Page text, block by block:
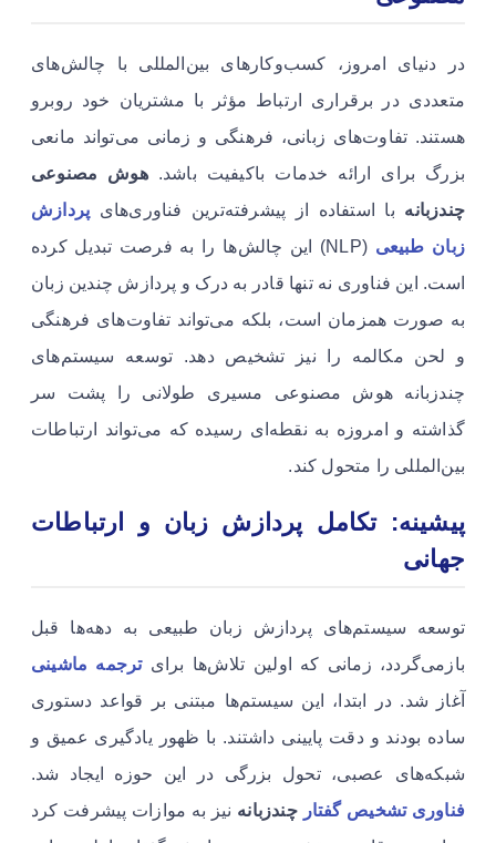
در دنیای امروز، کسب‌وکارهای بین‌المللی با چالش‌های
متعددی در برقراری ارتباط مؤثر با مشتریان خود روبرو
هستند. تفاوت‌های زبانی، فرهنگی و زمانی می‌تواند مانعی
بزرگ برای ارائه خدمات باکیفیت باشد.هوش مصنوعی
چندزبانه با استفاده از پیشرفته‌ترین فناوری‌های پردازش
زبان طبیعی
(NLP) این چالش‌ها را به فرصت تبدیل کرده
است. این فناوری نه تنها قادر به درک و پردازش چندین زبان
به صورت همزمان است، بلکه می‌تواند تفاوت‌های فرهنگی
و لحن مکالمه را نیز تشخیص دهد. توسعه سیستم‌های
چندزبانه هوش مصنوعی مسیری طولانی را پشت سر
گذاشته و امروزه به نقطه‌ای رسیده که می‌تواند ارتباطات
بین‌المللی را متحول کند.
پیشینه: تکامل پردازش زبان و ارتباطات
جهانی
توسعه سیستم‌های پردازش زبان طبیعی به دهه‌ها قبل
بازمی‌گردد، زمانی که اولین تلاش‌ها برایترجمه ماشینی
آغاز شد. در ابتدا، این سیستم‌ها مبتنی بر قواعد دستوری
ساده بودند و دقت پایینی داشتند. با ظهور یادگیری عمیق و
شبکه‌های عصبی، تحول بزرگی در این حوزه ایجاد شد.
فناوری تشخیص گفتار چندزبانه نیز به موازات پیشرفت کرد